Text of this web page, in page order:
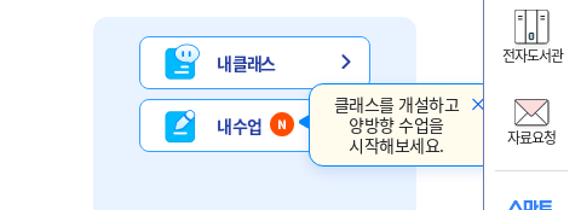
내 클래스
내 수업
클래스를 개설하고
양방향 수업을
시작해보세요.
전자도서관
자료요청
비바샘
온리원
자료요